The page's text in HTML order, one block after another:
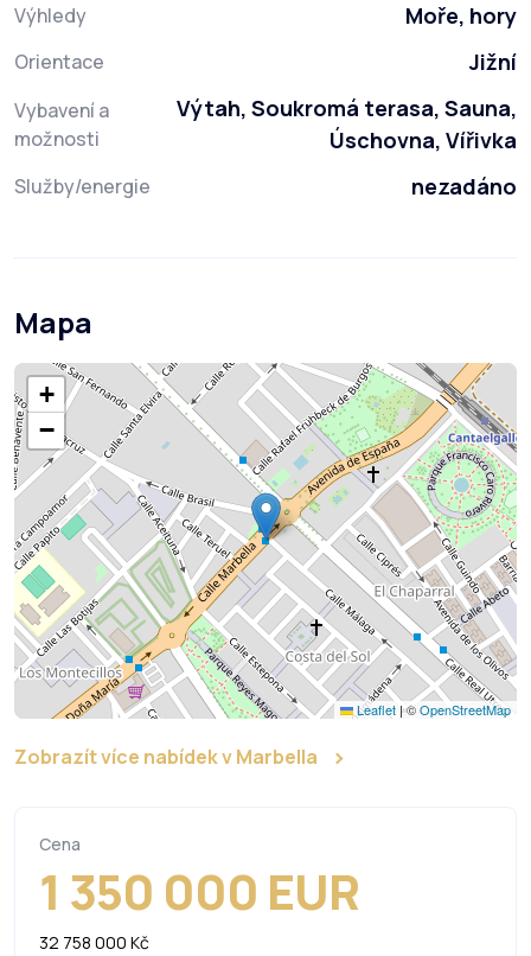
Výhledy Moře, hory
Orientace Jižní
Vybavení a
možnosti
Výtah, Soukromá terasa, Sauna,
Úschovna, Vířivka
Služby/energie nezadáno
Mapa
+
−
Leaflet |©OpenStreetMap
Zobrazít více nabídek v Marbella
Cena
1 350 000 EUR
32 758 000 Kč